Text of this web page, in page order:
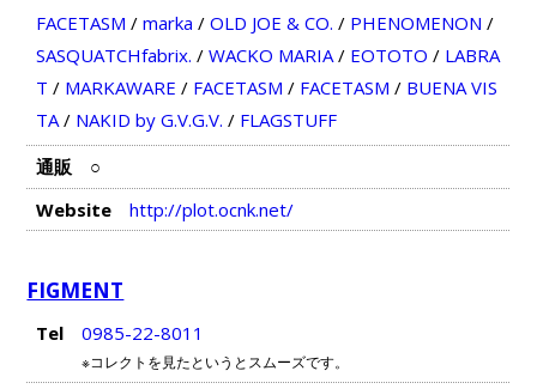
FACETASM / marka / OLD JOE & CO. / PHENOMENON /
SASQUATCHfabrix. / WACKO MARIA/ EOTOTO / LABRA
T / MARKAWARE / FACETASM / FACETASM / BUENA VIS
TA/ NAKID by G.V.G.V. / FLAGSTUFF
通販
○
Website
http://plot.ocnk.net/
FIGMENT
Tel 0985-22-8011
※コレクトを見たというとスムーズです。